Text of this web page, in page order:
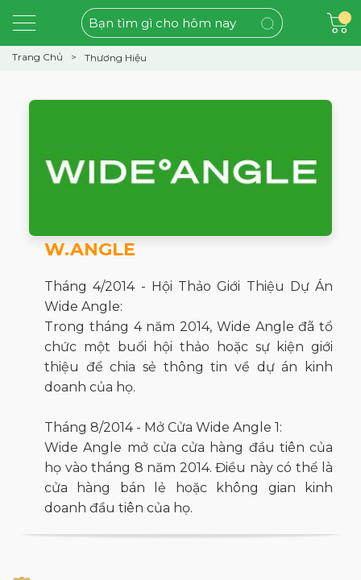
Trang Chủ Thương Hiệu
W.ANGLE
Tháng 4/2014 - Hội Thảo Giới Thiệu Dự Án
Wide Angle:
Trong tháng 4 năm 2014, Wide Angle đã tổ
chức một buổi hội thảo hoặc sự kiện giới
thiệu để chia sẻ thông tin về dự án kinh
doanh của họ.
Tháng 8/2014 - Mở Cửa Wide Angle 1:
Wide Angle mở cửa cửa hàng đầu tiên của
họ vào tháng 8 năm 2014. Điều này có thể là
cửa hàng bán lẻ hoặc không gian kinh
doanh đầu tiên của họ.